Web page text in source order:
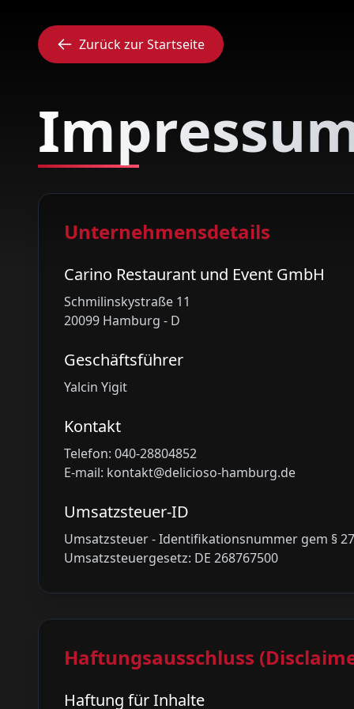
Zurück zur Startseite
Unternehmensdetails
Carino Restaurant und Event GmbH
Schmilinskystraße 11
20099 Hamburg - D
Geschäftsführer
Yalcin Yigit
Kontakt
Telefon: 040-28804852
E-mail: kontakt@delicioso-hamburg.de
Umsatzsteuer-ID
Umsatzsteuer - Identifikationsnummer gem §
Umsatzsteuergesetz: DE 268767500
Haftungsausschluss
Haftung für Inhalte